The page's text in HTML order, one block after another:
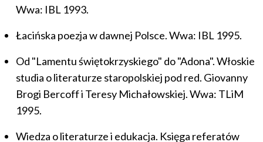
Wwa: IBL 1993.
Łacińska poezja w dawnej Polsce. Wwa: IBL 1995.
Od "Lamentu świętokrzyskiego" do "Adona". Włoskie
studia o literaturze staropolskiej pod red. Giovanny
Brogi Bercoff i Teresy Michałowskiej. Wwa: TLiM
1995.
Wiedza o literaturze i edukacja. Księga referatów